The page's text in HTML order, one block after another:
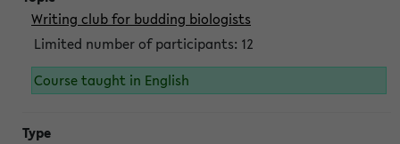
Writing club for budding biologists
Limited number of participants: 12
Course taught in English